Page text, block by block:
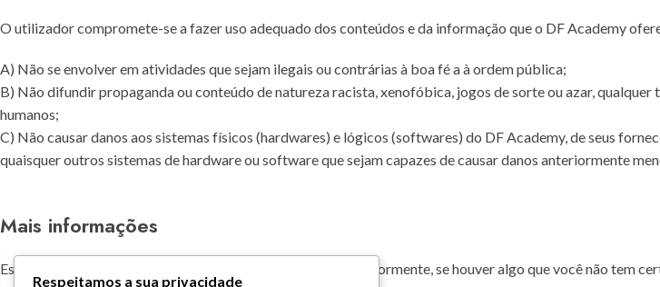
O utilizador compromete-se a fazer uso adequado dos conteúdos e da informação que o DF Academy
A) Não se envolver em atividades que sejam ilegais ou contrárias à boa fé a à ordem pública;
B) Não difundir propaganda ou conteúdo de natureza racista, xenofóbica, jogos de sorte ou azar,
humanos;
C) Não causar danos aos sistemas físicos (hardwares) e lógicos (softwares) do DF Academy, de seus
quaisquer outros sistemas de hardware ou software que sejam capazes de causar danos anteriormente
Mais informações
Esperemos que esteja esclarecido e, como mencionado anteriormente, se houver algo que você não tem
Respeitamos a sua privacidade